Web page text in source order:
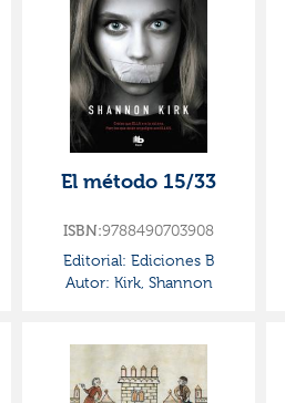
El método 15/33
ISBN:9788490703908
Editorial: Ediciones B
Autor: Kirk, Shannon